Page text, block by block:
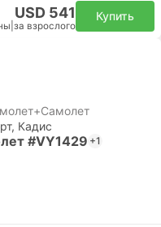
USD 541
за взрослого
Купить
Кадис
#VY1429 +1